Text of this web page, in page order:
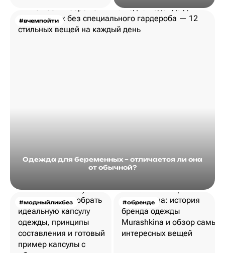
#вчемпойти
Одежда для беременных – отличается ли она
от обычной?
#модныйликбез #обренде